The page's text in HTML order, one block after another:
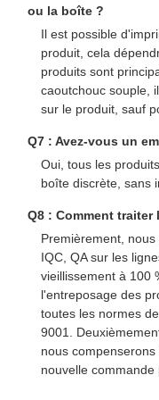
ou la boîte ?
Il est possible
produit, cela
produits sont
caoutchouc souple,
sur le produit, sauf
Q7 : Avez-vous un
Oui, tous les
boîte discrète, sans
Q8 : Comment traiter
Premièrement,
IQC, QA sur les
vieillissement à 100
l'entreposage des
toutes les normes
9001.
nous
nouvelle commande